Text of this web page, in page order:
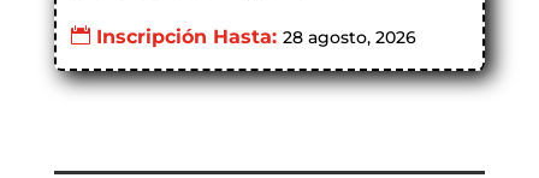
Inscripción Hasta: 28 agosto, 2026